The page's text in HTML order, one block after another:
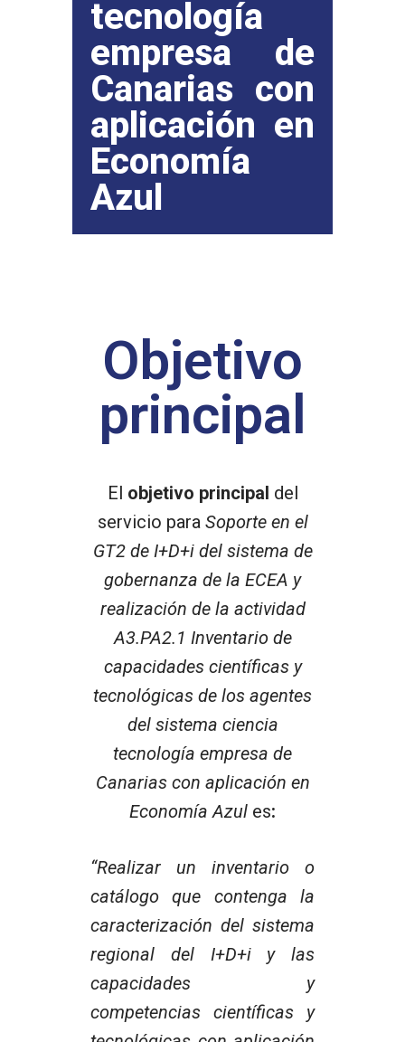
tecnología
empresa de
Canarias con
aplicación en
Economía
Azul
Objetivo
principal
El objetivo principal del
servicio para Soporte en el
GT2 de I+D+i del sistema de
gobernanza de la ECEA y
realización de la actividad
A3.PA2.1 Inventario de
capacidades científicas y
tecnológicas de los agentes
del sistema ciencia
tecnología empresa de
Canarias con aplicación en
Economía Azul es:
“Realizar un inventario o
catálogo que contenga la
caracterización del sistema
regional del I+D+i y las
capacidades y
competencias científicas y